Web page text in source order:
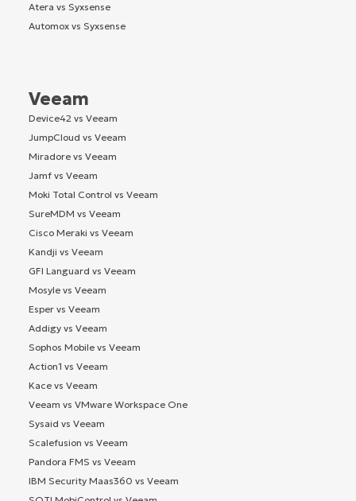
Atera vs Syxsense
Automox vs Syxsense
Veeam
Device42 vs Veeam
JumpCloud vs Veeam
Miradore vs Veeam
Jamf vs Veeam
Moki Total Control vs Veeam
SureMDM vs Veeam
Cisco Meraki vs Veeam
Kandji vs Veeam
GFI Languard vs Veeam
Mosyle vs Veeam
Esper vs Veeam
Addigy vs Veeam
Sophos Mobile vs Veeam
Action1 vs Veeam
Kace vs Veeam
Veeam vs VMware Workspace One
Sysaid vs Veeam
Scalefusion vs Veeam
Pandora FMS vs Veeam
IBM Security Maas360 vs Veeam